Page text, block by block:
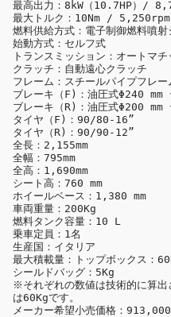
最高出力：8kW（10.7HP）/
最大トルク：10Nm / 5,250rpm
燃料供給方式：電子制御燃料噴射
始動方式：セルフ式
トランスミッション：オートマチ
クラッチ：自動遠心クラッチ
フレーム：スチールパイプフレー
ブレーキ（F)：油圧式Φ240 mm
ブレーキ（R)：油圧式Φ200 mm
タイヤ（F)：90/80-16”
タイヤ（R)：90/90-12”
全長：2,155mm
全幅：795mm
全高：1,690mm
シート高：760 mm
ホイールベース：1,380 mm
車両重量：200Kg
燃料タンク容量：10 L
乗車定員：1名
生産国：イタリア
最大積載量：トップボックス：
シールドバッグ：5Kg
※それぞれの数値は技術的に算
は60Kgです。
メーカー希望小売価格：913,000